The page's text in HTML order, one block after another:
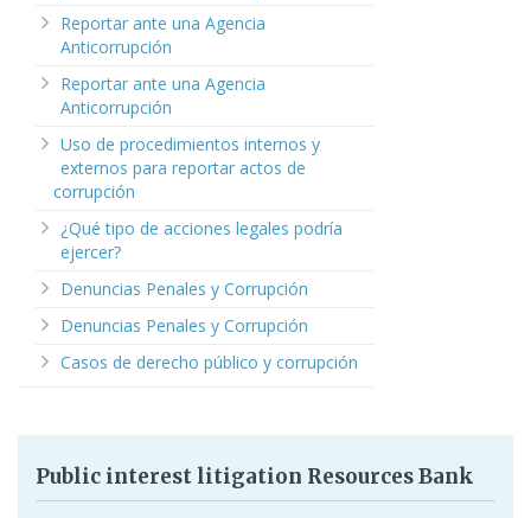
Reportar ante una Agencia
Anticorrupción
Reportar ante una Agencia
Anticorrupción
Uso de procedimientos internos y
externos para reportar actos de
corrupción
¿Qué tipo de acciones legales podría
ejercer?
Denuncias Penales y Corrupción
Denuncias Penales y Corrupción
Casos de derecho público y corrupción
Public interest litigation Resources Bank